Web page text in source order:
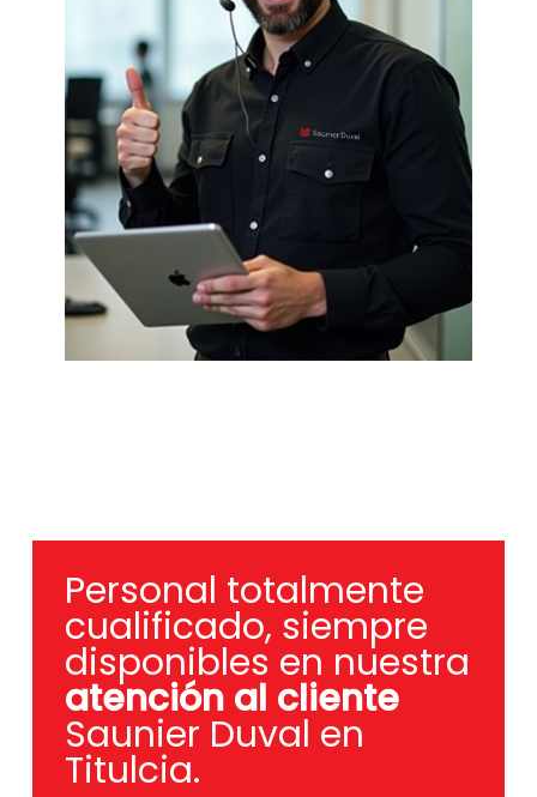
Personal totalmente
cualificado, siempre
disponibles en nuestra
atención al cliente
Saunier Duval en
Titulcia.